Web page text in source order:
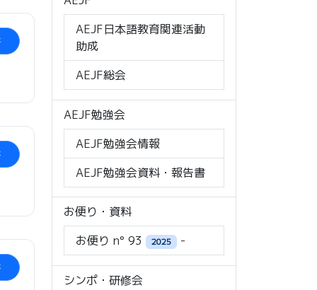
AEJF日本語教育関連活動
助成
AEJF総会
AEJF勉強会
AEJF勉強会情報
AEJF勉強会資料・報告書
お便り・資料
お便り n° 93
2025 -
シンポ・研修会